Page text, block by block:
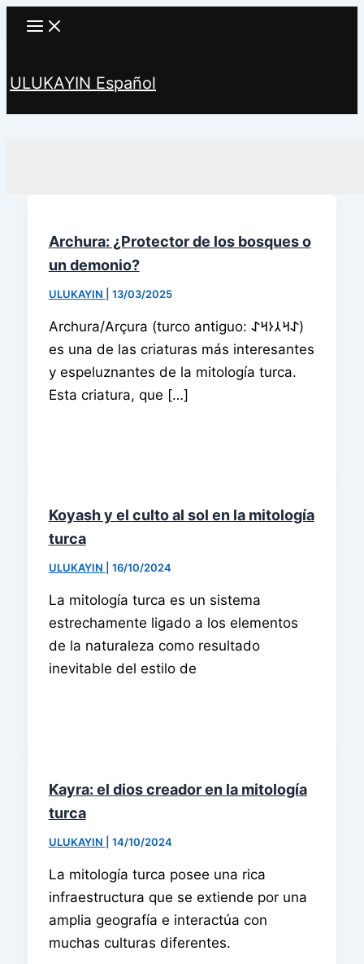
ULUKAYIN Español
Archura: ¿Protector de los bosques o
un demonio?
ULUKAYIN 13/03/2025
Archura/Arçura (turco antiguo: 𐰀𐰺𐰲𐰆𐰺𐰀)
es una de las criaturas más interesantes
y espeluznantes de la mitología turca.
Esta criatura, que […]
Koyash y el culto al sol en la mitología
turca
ULUKAYIN 16/10/2024
La mitología turca es un sistema
estrechamente ligado a los elementos
de la naturaleza como resultado
inevitable del estilo de
Kayra: el dios creador en la mitología
turca
ULUKAYIN 14/10/2024
La mitología turca posee una rica
infraestructura que se extiende por una
amplia geografía e interactúa con
muchas culturas diferentes.